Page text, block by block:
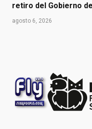
retiro del Gobierno
agosto 6, 2026